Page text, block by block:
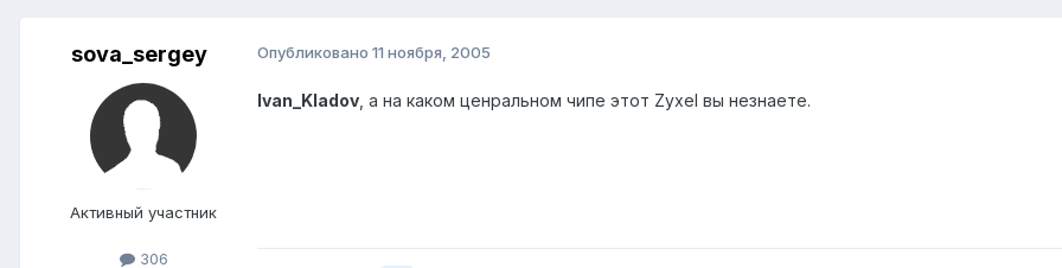
sova_sergey
Активный участник
306
Опубликовано 11 ноября, 2005
Ivan_Kladov , а на каком ценральном чипе этот Zyxel вы незнаете.